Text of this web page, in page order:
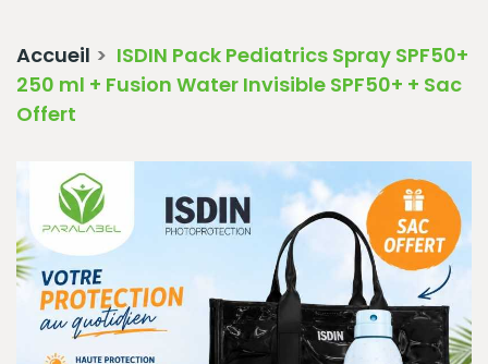
Accueil
ISDIN Pack Pediatrics Spray SPF50+
250 ml + Fusion Water Invisible SPF50+ + Sac
Offert